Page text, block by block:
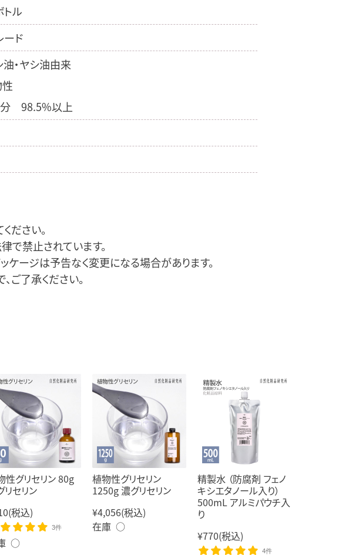
ル
ード
・ヤシ油由来
分 98.5%以上
ださい。
で禁止されています。
ージは予告なく変更になる場合があります。
ご了承ください。
性グリセリン 80g
リセリン
(税込)
3件
○
植物性グリセリン
1250g 濃グリセリン
¥4,056(税込)
在庫 ○
精製水 （防腐剤 フェノ
キシエタノール入り）
500mL アルミパウチ入
り
¥770(税込)
4件